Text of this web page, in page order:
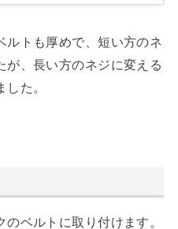
ルトも厚めで、短い方のネ
が、長い方のネジに変える
た。
ベルトに取り付けます。